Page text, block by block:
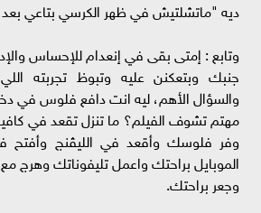
ديه "ماتشلتيش في ظهر الكرسي بتاعي
وتابع : إمتى بقى في إنعدام للإحساس
جنبك وبتعكنن عليه وتبوظ تجربته
والسؤال الأهم، ليه انت دافع فلوس في
مهتم تشوف الفيلم؟ ما تنزل تقعد في
وفر فلوسك وأقعد في الليڤنج وأفتح
الموبايل براحتك واعمل تليفوناتك
وجعر براحتك.